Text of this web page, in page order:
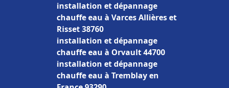
installation et dépannage
chauffe eau à Varces Allières et
Risset 38760
installation et dépannage
chauffe eau à Orvault 44700
installation et dépannage
chauffe eau à Tremblay en